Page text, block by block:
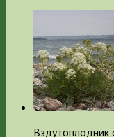
Вздутоплодник